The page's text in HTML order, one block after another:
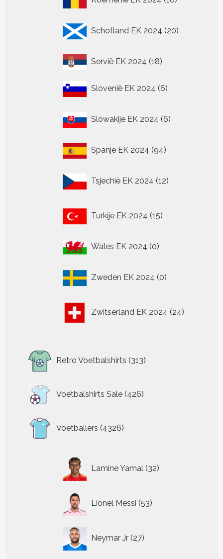
Schotland EK 2024 20
producten
Servië EK 2024 1818
Slovenië EK 2024 66
Slowakije EK 2024 6
producten
Spanje EK 2024 9494
Tsjechië EK 2024 12
producten
Turkije EK 2024 15
producten
Wales EK 2024 00
Zweden EK 2024 0
producten
Zwitserland EK 2024 24
producten
Retro Voetbalshirts 313
producten
Voetbalshirts Sale 426
426
producten
Voetballers 4326
producten
Lamine Yamal 32
producten
Lionel Messi 53
producten
Neymar Jr 27
producten